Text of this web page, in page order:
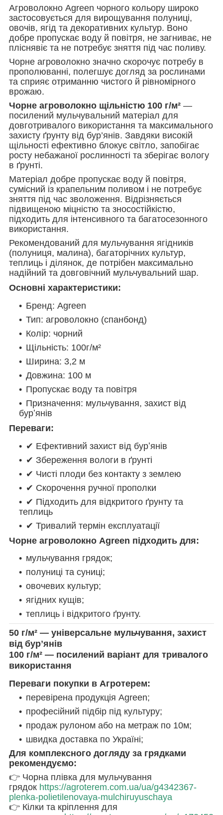
Агроволокно Agreen чорного кольору широко
застосовується для вирощування полуниці,
овочів, ягід та декоративних культур. Воно
добре пропускає воду й повітря, не загниває, не
пліснявіє та не потребує зняття під час поливу.
Чорне агроволокно значно скорочує потребу в
прополюванні, полегшує догляд за рослинами
та сприяє отриманню чистого й рівномірного
врожаю.
Чорне агроволокно щільністю 100 г/м² —
посилений мульчувальний матеріал для
довготривалого використання та максимального
захисту ґрунту від бур’янів. Завдяки високій
щільності ефективно блокує світло, запобігає
росту небажаної рослинності та зберігає вологу
в ґрунті.
Матеріал добре пропускає воду й повітря,
сумісний із крапельним поливом і не потребує
зняття під час зволоження. Відрізняється
підвищеною міцністю та зносостійкістю,
підходить для інтенсивного та багатосезонного
використання.
Рекомендований для мульчування ягідників
(полуниця, малина), багаторічних культур,
теплиць і ділянок, де потрібен максимально
надійний та довговічний мульчувальний шар.
Основні характеристики:
Бренд: Agreen
Тип: агроволокно (спанбонд)
Колір: чорний
Щільність: 100г/м²
Ширина: 3,2 м
Довжина: 100 м
Пропускає воду та повітря
Призначення: мульчування, захист від
бурʼянів
Переваги:
✔ Ефективний захист від бурʼянів
✔ Збереження вологи в ґрунті
✔ Чисті плоди без контакту з землею
✔ Скорочення ручної прополки
✔ Підходить для відкритого ґрунту та
теплиць
✔ Тривалий термін експлуатації
Чорне агроволокно Agreen підходить для:
мульчування грядок;
полуниці та суниці;
овочевих культур;
ягідних кущів;
теплиць і відкритого ґрунту.
50 г/м² — універсальне мульчування, захист
від бурʼянів
100 г/м² — посилений варіант для тривалого
використання
Переваги покупки в Агротерем:
перевірена продукція Agreen;
професійний підбір під культуру;
продаж рулоном або на метраж по 10м;
швидка доставка по Україні;
Для комплексного догляду за грядками
рекомендуємо:
👉 Чорна плівка для мульчування
грядок https://agroterem.com.ua/ua/g4342367-
plenka-polietilenovaya-mulchiruyuschaya
👉 Кілки та кріплення для